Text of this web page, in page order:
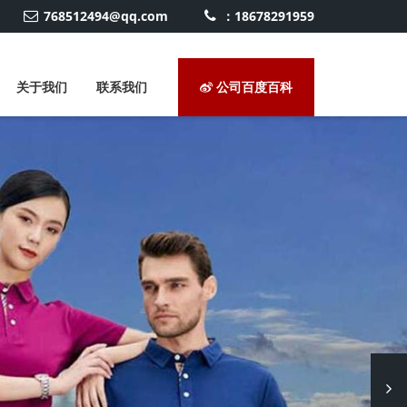
768512494@qq.com ：18678291959
公司百度百科
关于我们 联系我们